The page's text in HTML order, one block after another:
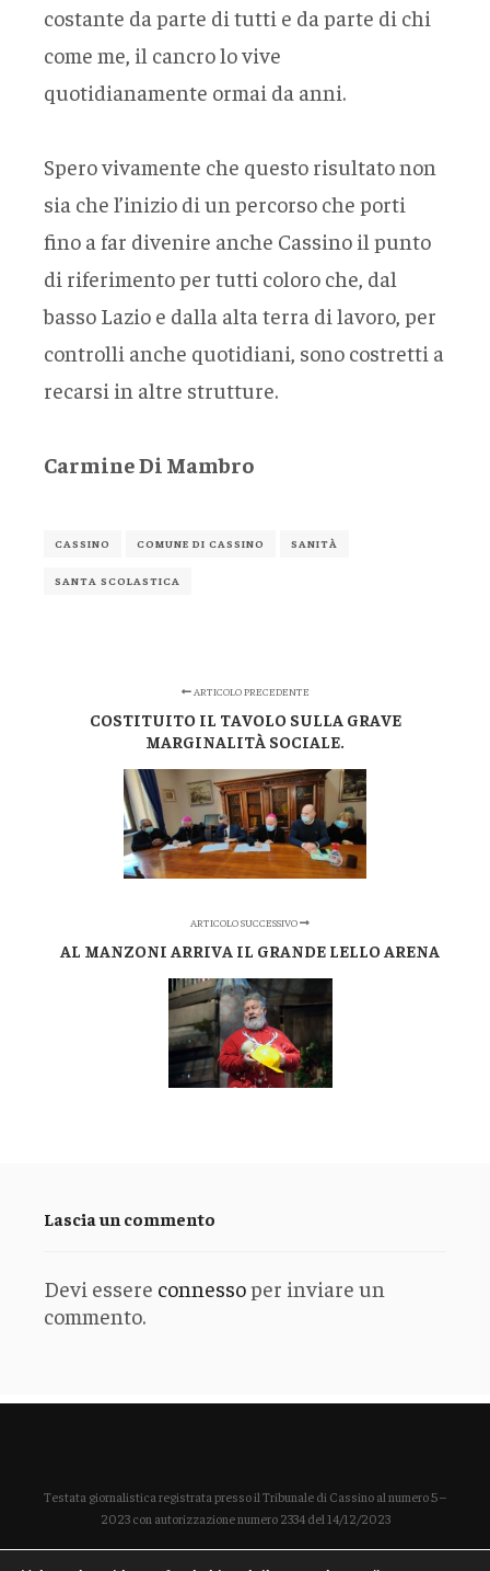
costante da parte di tutti e da parte di chi
come me, il cancro lo vive
quotidianamente ormai da anni.
Spero vivamente che questo risultato non
sia che l’inizio di un percorso che porti
fino a far divenire anche Cassino il punto
di riferimento per tutti coloro che, dal
basso Lazio e dalla alta terra di lavoro, per
controlli anche quotidiani, sono costretti a
recarsi in altre strutture.
Carmine Di Mambro
CASSINO COMUNE DI CASSINO SANITÀ
SANTA SCOLASTICA
ARTICOLO PRECEDENTE
COSTITUITO IL TAVOLO SULLA GRAVE
MARGINALITÀ SOCIALE.
ARTICOLO SUCCESSIVO
AL MANZONI ARRIVA IL GRANDE LELLO ARENA
Lascia un commento
Devi essere connessoper inviare un
commento.
Testata giornalistica registrata presso il Tribunale di Cassino al numero 5 –
2023 con autorizzazione numero 2334 del 14/12/2023
Direttore responsabile Paola Enrica Polidoro